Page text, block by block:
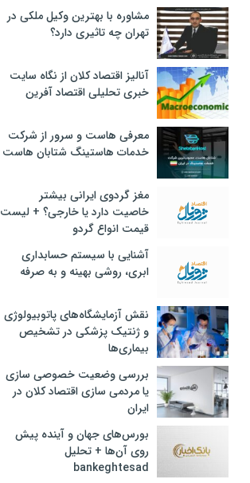
مشاوره با بهترین وکیل ملکی در
تهران چه تاثیری دارد؟
آنالیز اقتصاد کلان از نگاه سایت
خبری تحلیلی اقتصاد آفرین
معرفی هاست و سرور از شرکت
خدمات هاستینگ شتابان هاست
مغز گردوی ایرانی بیشتر
خاصیت دارد یا خارجی؟ + لیست
قیمت انواع گردو
آشنایی با سیستم حسابداری
ابری، روشی بهینه و به صرفه
نقش آزمایشگاه‌های پاتوبیولوژی
و ژنتیک پزشکی در تشخیص
بیماری‌ها
بررسی وضعیت خصوصی سازی
یا مردمی سازی اقتصاد کلان در
ایران
بورس‌های جهان و آینده پیش
روی آن‌ها + تحلیل
bankeghtesad